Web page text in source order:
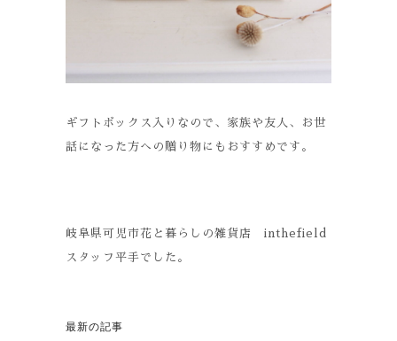
ギフトボックス入りなので、家族や友人、お世
話になった方への贈り物にもおすすめです。
岐阜県可児市花と暮らしの雑貨店 inthefield
スタッフ平手でした。
最新の記事